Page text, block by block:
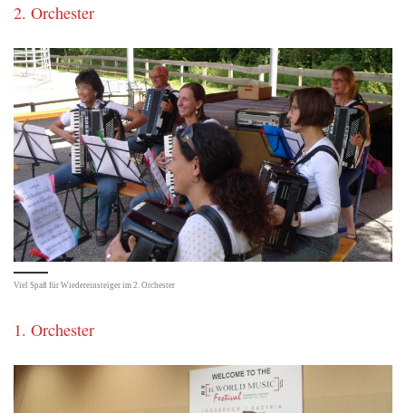
2. Orchester
Viel Spaß für Wiedereinsteiger im 2. Orchester
1. Orchester